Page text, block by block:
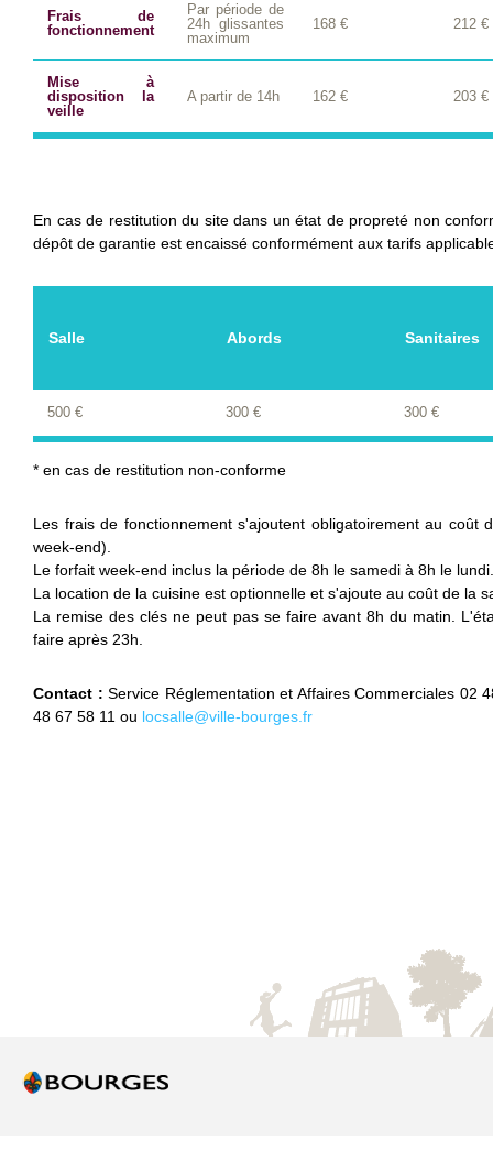
Frais de
fonctionnement
Par période de
24h glissantes
maximum
168 € 212 €
Mise à
disposition la
veille
A partir de 14h 162 € 203 €
En cas de restitution du site dans un état de propreté non
dépôt de garantie est encaissé conformément aux tarifs
Salle Abords Sanitaires
500 € 300 € 300 €
* en cas de restitution non-conforme
Les frais de fonctionnement s'ajoutent obligatoirement au coût
week-end).
Le forfait week-end inclus la période de 8h le samedi à 8h le lundi.
La location de la cuisine est optionnelle et s'ajoute au coût de la
La remise des clés ne peut pas se faire avant 8h du matin.
faire après 23h.
Contact : Service Réglementation et Affaires Commerciales 02
48 67 58 11 ou locsalle@ville-bourges.fr